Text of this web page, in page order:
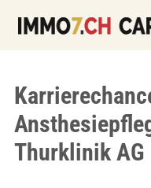
Thurklinik AG